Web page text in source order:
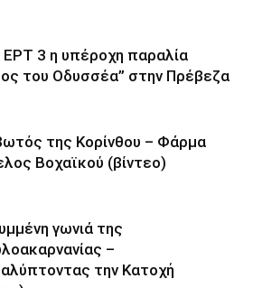
ΕΡΤ 3 η υπέροχη παραλία
του Οδυσσέα” στην Πρέβεζα
της Κορίνθου – Φάρμα
Βοχαϊκού (βίντεο)
γωνιά της
–
την Κατοχή